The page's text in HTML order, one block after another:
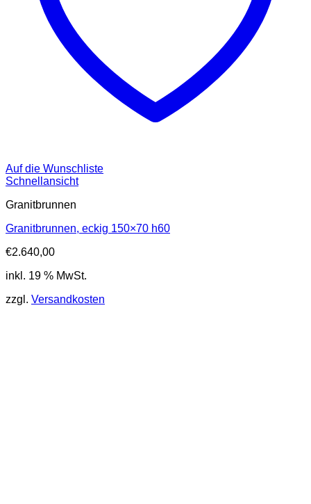
Auf die Wunschliste
Schnellansicht
Granitbrunnen
Granitbrunnen, eckig 150×70 h60
€2.640,00
inkl. 19 % MwSt.
zzgl. Versandkosten